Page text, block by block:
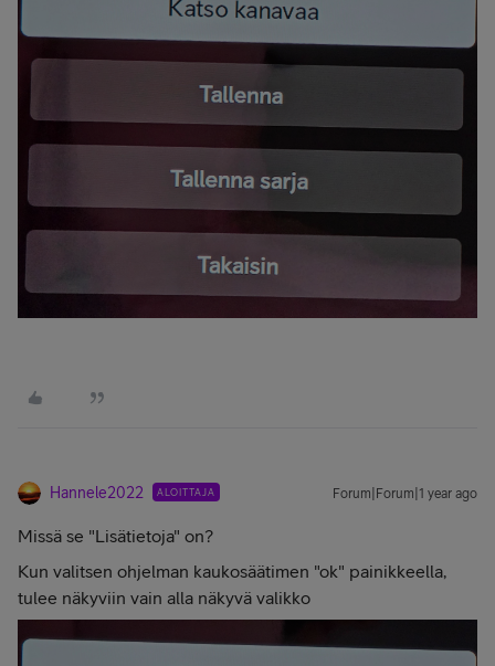
Hannele2022 ALOITTAJA Forum|Forum|1 year ago
Missä se "Lisätietoja" on?
Kun valitsen ohjelman kaukosäätimen "ok" painikkeella,
tulee näkyviin vain alla näkyvä valikko